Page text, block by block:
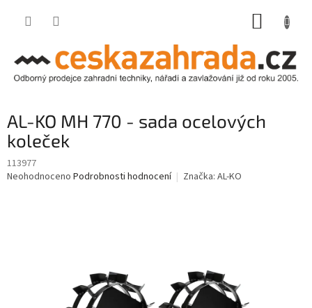
AL-KO MH 770 - sada ocelových
koleček
113977
Průměrné
Neohodnoceno Podrobnosti hodnocení Značka: AL-KO